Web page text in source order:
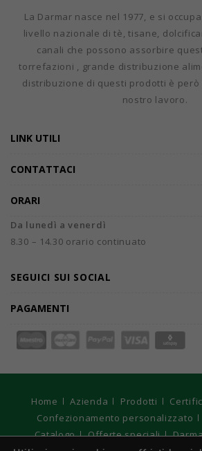
La Darmar nasce nel 1977, e si
livello nazionale di tè, tisane,
canali che possono assorbire
torrefazioni , grande distribuzione
distribuzione di questi prodotti è
nostro lavoro.
LINK UTILI
CONTATTACI
ORARI
Da lunedì a venerdì
8.30 – 14.30 orario continuato
SEGUICI SUI SOCIAL
PAGAMENTI
Home Azienda Prodotti
Confezionamento personalizzato
Catalogo
Offerte speciali